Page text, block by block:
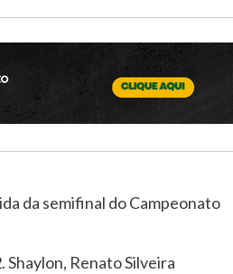
da semifinal do Campeonato
Renato Silveira